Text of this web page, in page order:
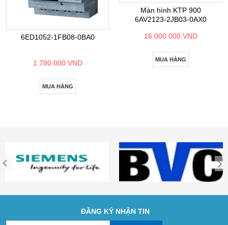
6ED1052-1FB08-0BA0
1.780.000 VND
MUA HÀNG
Màn hình KTP 900
6AV2123-2JB03-0AX0
16.000.000 VND
MUA HÀNG
ĐĂNG KÝ NHẬN TIN